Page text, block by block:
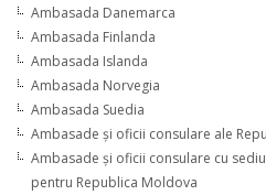
Ambasada Danemarca
Ambasada Finlanda
Ambasada Islanda
Ambasada Norvegia
Ambasada Suedia
Ambasade şi oficii consulare ale
Ambasade şi oficii consulare cu
pentru Republica Moldova